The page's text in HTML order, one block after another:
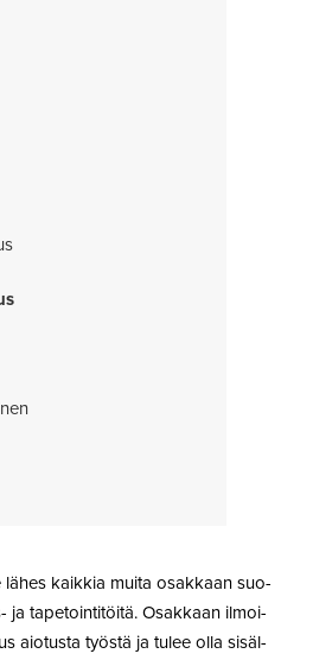
lähes kaikkia muita osakkaan suo­
ja tape­toin­ti­töitä. Osakkaan ilmoi­
aio­tusta työstä ja tulee olla sisäl­